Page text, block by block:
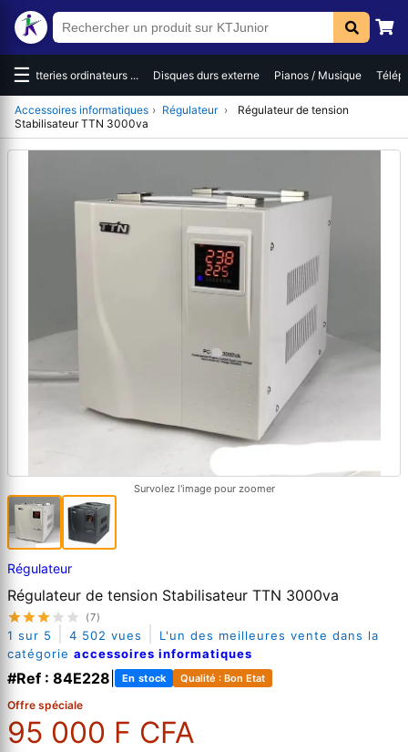
☰Batteries ordinateurs ... Disques durs externe Pianos / Musique
Accessoires informatiques › Régulateur ›
Régulateur de tension
Stabilisateur TTN 3000va
Survolez l'image pour zoomer
Régulateur
Régulateur de tension Stabilisateur TTN 3000va
(7)
1 sur 5 4 502 vues
L'un des meilleures vente dans la
catégorie accessoires informatiques
#Ref : 84E228 En stock Qualité : Bon Etat
Offre spéciale
95 000 F CFA